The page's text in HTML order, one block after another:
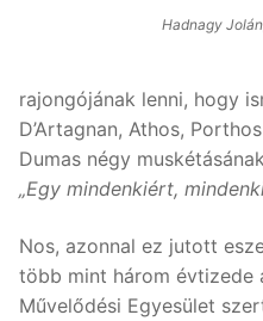
Hadnagy
rajongójának lenni, hogy
D’Artagnan, Athos,
Dumas négy
„Egy mindenkiért,
Nos, azonnal ez jutott
több mint három évtizede
Művelődési Egyesület